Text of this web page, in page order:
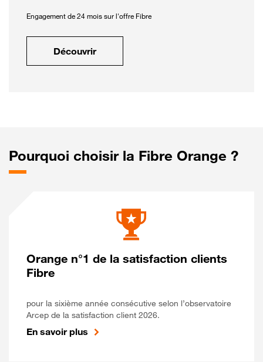
Engagement de 24 mois sur l'offre Fibre
Découvrir
Pourquoi choisir la Fibre Orange ?
Orange n°1 de la satisfaction clients
Fibre
pour la sixième année consécutive selon l’observatoire
Arcep de la satisfaction client 2026.
En savoir plus